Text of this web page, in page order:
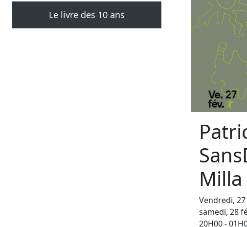
Le livre des 10 ans
Vendredi,
samedi, 28
20H00 -